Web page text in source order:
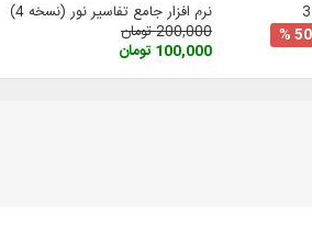
50 %
نرم افزار جامع تفاسیر نور (نسخه 4)
200,000 تومان
100,000 تومان